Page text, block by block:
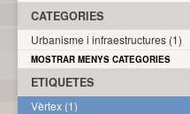
CATEGORIES
Urbanisme i infraestructures (1)
MOSTRAR MENYS CATEGORIES
ETIQUETES
Vèrtex (1)